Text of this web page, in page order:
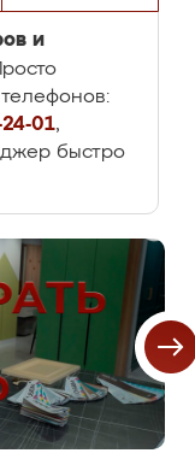
и
01,
быстро